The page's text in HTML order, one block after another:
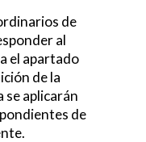
de
al
el apartado
de la
se aplicarán
de